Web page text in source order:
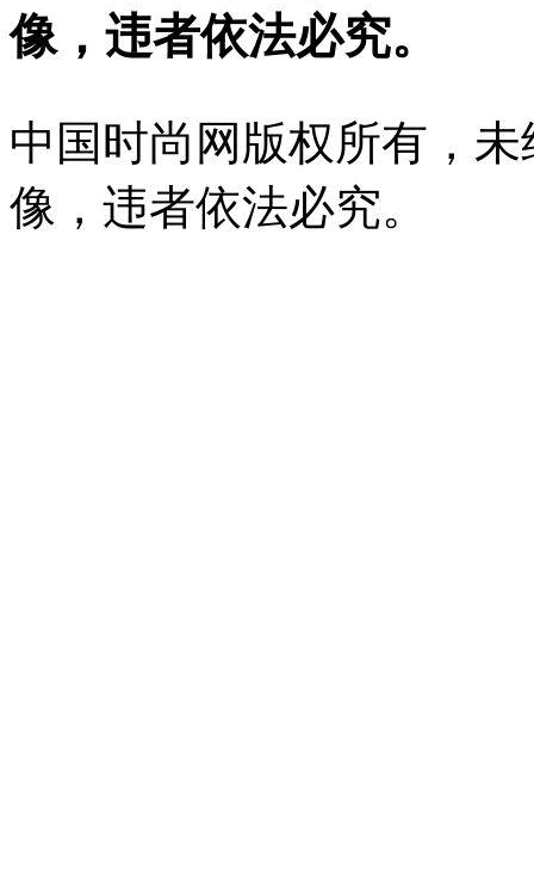
像，违者依法必究。
中国时尚网版权所有，
像，违者依法必究。